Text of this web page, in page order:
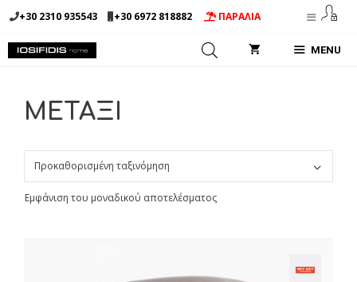
Μετάβαση
σε
περιεχόμενο
+30 2310 935543 +30 6972 818882 ΠΑΡΑΛΙΑ
MENU
ΜΕΤΑΞΙ
Εμφάνιση του μοναδικού αποτελέσματος